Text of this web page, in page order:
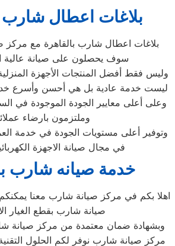
بلاغات اعطال شارب
بلاغات اعطال شارب بالقاهرة مع مركز
سوف يحصلون على صيانة عالية
وليس فقط أفضل المنتجات الأجهزة
ليست خدمة عادية بل هي أحسن وأسرع
وعلى أعلى معايير الجودة الموجودة في
وملتزمون بارضاء
وتوفير أعلى مستويات الجودة في خدمة
في مجال صيانة الاجهزة
خدمة صيانه شارب
اهلا بكم في مركز صيانة شارب معنا
صيانة شارب بقطع الغيار
وبشهادة ضمان معتمدة من مركز صيانة
مركز صيانة شارب نوفر لكم الحلول